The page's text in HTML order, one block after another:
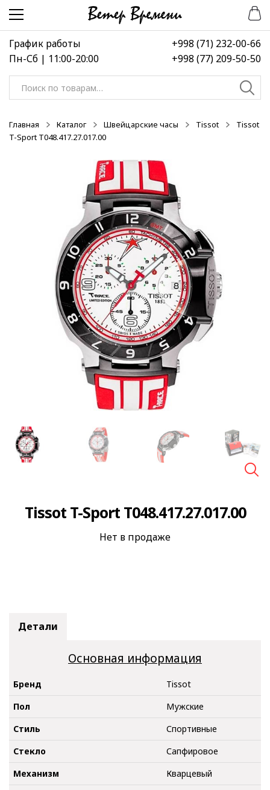
Перейти
навигации
Перейти
содержимому
График работы
Пн-Сб | 11:00-20:00
+998 (71) 232-00-66
+998 (77) 209-50-50
Искать:
Главная Каталог Швейцарские часы Tissot
Tissot
T-Sport T048.417.27.017.00
Tissot T-Sport T048.417.27.017.00
Нет в продаже
Детали
Основная информация
Бренд
Tissot
Пол
Мужские
Стиль
Спортивные
Стекло
Сапфировое
Механизм
Кварцевый
-50%